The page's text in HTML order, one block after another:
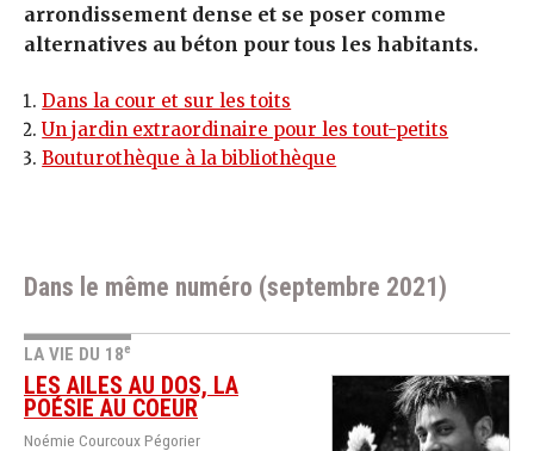
arrondissement dense et se poser comme
alternatives au béton pour tous les habitants.
Dans la cour et sur les toits
Un jardin extraordinaire pour les tout-petits
Bouturothèque à la bibliothèque
Dans le même numéro (septembre 2021)
LA VIE DU 18e
LES AILES AU DOS, LA
POÉSIE AU COEUR
Noémie Courcoux Pégorier